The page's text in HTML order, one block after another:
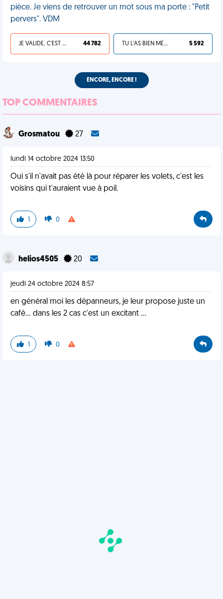
pièce. Je viens de retrouver un mot sous ma porte : "Petit
pervers". VDM
JE VALIDE, C'EST UNE VDM 44 782 TU L'AS BIEN MÉRITÉ 5 592
ENCORE, ENCORE !
TOP COMMENTAIRES
Grosmatou 27
lundi 14 octobre 2024 13:50
Oui s'il n'avait pas été là pour réparer les volets, c'est les
voisins qui t'auraient vue à poil.
1 0
helios4505 20
jeudi 24 octobre 2024 8:57
en général moi les dépanneurs, je leur propose juste un
café... dans les 2 cas c'est un excitant ...
1 0